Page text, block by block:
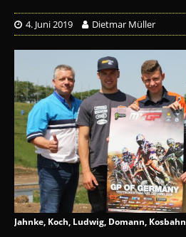
4. Juni 2019 Dietmar Müller
Jahnke, Koch, Ludwig, Domann, Kosbahn